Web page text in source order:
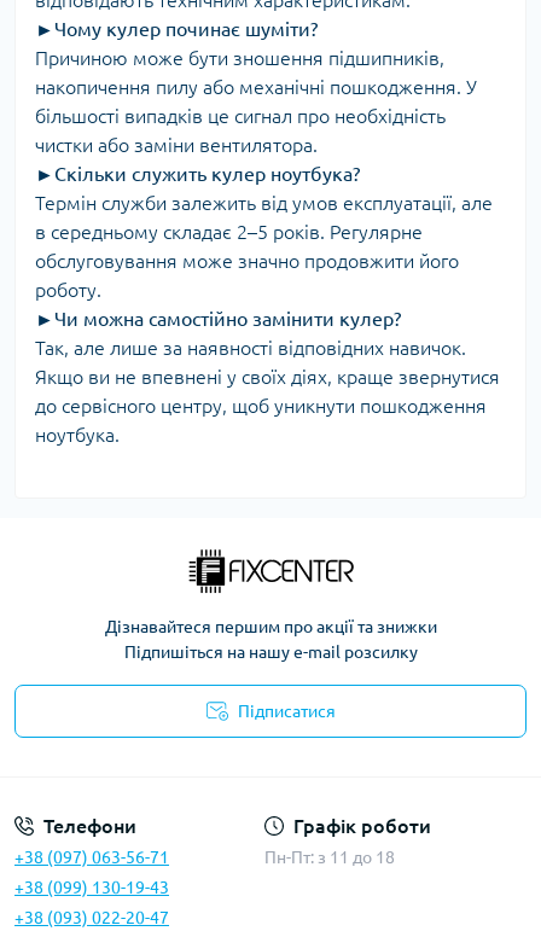
► Чому кулер починає шуміти?
Причиною може бути зношення підшипників,
накопичення пилу або механічні пошкодження. У
більшості випадків це сигнал про необхідність
чистки або заміни вентилятора.
► Скільки служить кулер ноутбука?
Термін служби залежить від умов експлуатації, але
в середньому складає 2–5 років. Регулярне
обслуговування може значно продовжити його
роботу.
► Чи можна самостійно замінити кулер?
Так, але лише за наявності відповідних навичок.
Якщо ви не впевнені у своїх діях, краще звернутися
до сервісного центру, щоб уникнути пошкодження
ноутбука.
Дізнавайтеся першим про акції та знижки
Підпишіться на нашу e-mail розсилку
Підписатися
Телефони
+38 (097) 063-56-71
+38 (099) 130-19-43
+38 (093) 022-20-47
Графік роботи
Пн-Пт: з 11 до 18